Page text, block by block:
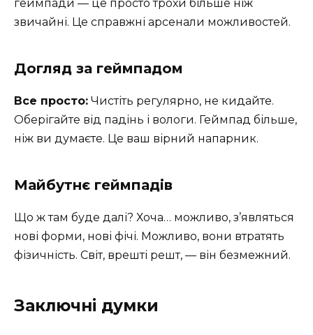
геймпади — це просто трохи більше ніж
звичайні. Це справжні арсенали можливостей.
Догляд за геймпадом
Все просто: Чистіть регулярно, не кидайте.
Оберігайте від падінь і вологи. Геймпад більше,
ніж ви думаєте. Це ваш вірний напарник.
Майбутнє геймпадів
Що ж там буде далі? Хоча… можливо, з’являться
нові форми, нові фічі. Можливо, вони втратять
фізичність. Світ, врешті решт, — він безмежний.
Заключні думки